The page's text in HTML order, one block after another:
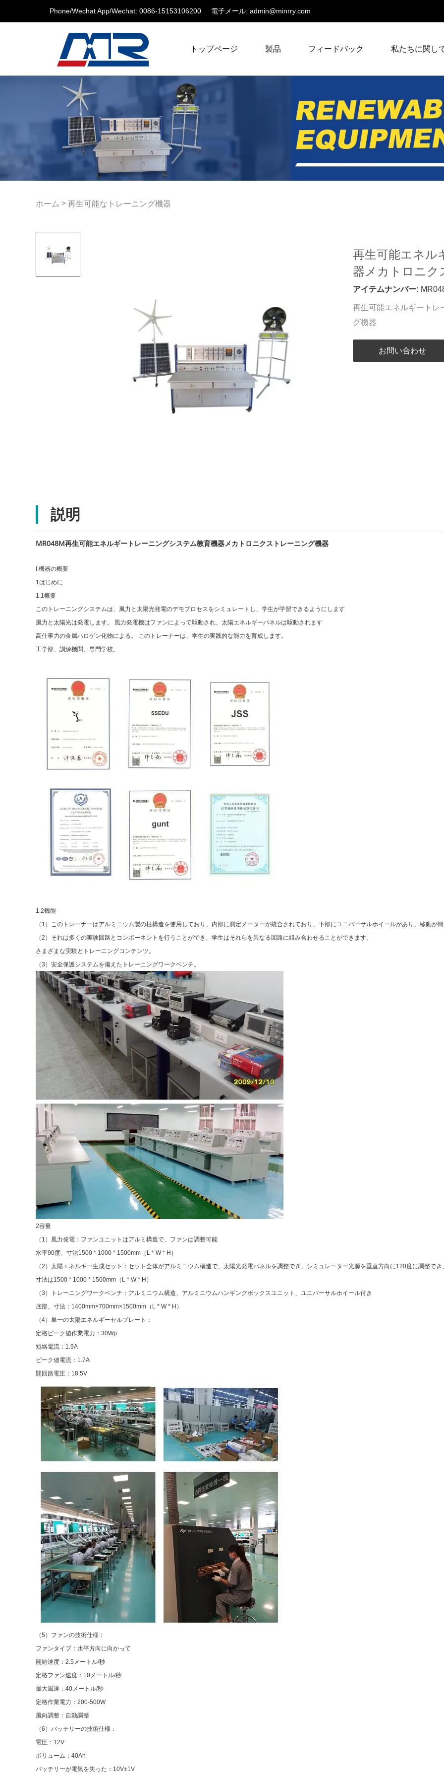
Phone/Wechat App/Wechat: 0086-15153106200 電子メール: admin@minrry.com
トップページ 製品 フィードバック 私たちに関し
ホーム > 再生可能なトレーニング機器
再生可能エネル
器メカトロニク
アイテムナンバー:
再生可能エネルギートレ
グ機器
お問い合わせ
説明
MR048M再生可能エネルギートレーニングシステム教育機器メカトロニクストレーニング機器
I.機器の概要
1はじめに
1.1概要
このトレーニングシステムは、風力と太陽光発電のデモプロセスをシミュレートし、学生が学習できるようにします
風力と太陽光は発電します。 風力発電機はファンによって駆動され、太陽エネルギーパネルは駆動されます
高仕事力の金属ハロゲン化物による。 このトレーナーは、学生の実践的な能力を育成します。
工学部、訓練機関、専門学校。
1.2機能
（1）このトレーナーはアルミニウム製の柱構造を使用しており、内部に測定メーターが統合されており、下部にユニバーサルホイールがあり、移動が
（2）それは多くの実験回路とコンポーネントを行うことができ、学生はそれらを異なる回路に組み合わせることができます。
さまざまな実験とトレーニングコンテンツ。
（3）安全保護システムを備えたトレーニングワークベンチ。
2容量
（1）風力発電：ファンユニットはアルミ構造で、ファンは調整可能
水平90度、寸法1500 * 1000 * 1500mm（L * W * H）
（2）太陽エネルギー生成セット：セット全体がアルミニウム構造で、太陽光発電パネルを調整でき、シミュレーター光源を垂直方向に120度に調整でき
寸法は1500 * 1000 * 1500mm（L * W * H）
（3）トレーニングワークベンチ：アルミニウム構造、アルミニウムハンギングボックスユニット、ユニバーサルホイール付き
底部、寸法：1400mm×700mm×1500mm（L * W * H）
（4）単一の太陽エネルギーセルプレート：
定格ピーク値作業電力：30Wp
短絡電流：1.9A
ピーク値電流：1.7A
開回路電圧：18.5V
（5）ファンの技術仕様：
ファンタイプ：水平方向に向かって
開始速度：2.5メートル/秒
定格ファン速度：10メートル/秒
最大風速：40メートル/秒
定格作業電力：200-500W
風向調整：自動調整
（6）バッテリーの技術仕様：
電圧：12V
ボリューム：40Ah
バッテリーが電気を失った：10V±1V